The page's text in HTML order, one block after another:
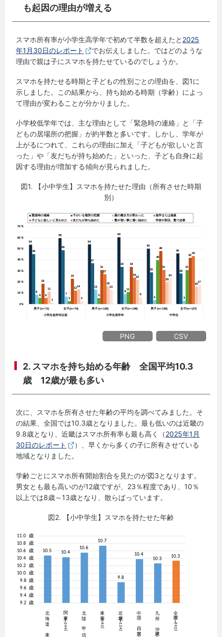
も起因の理由が増える
スマホ所有率が小学生高学年で初めて半数を超えたと 2025
年1月30日のレポート
でお伝えしました。ではどのような
理由で親は子にスマホを持たせているのでしょうか。
スマホを持たせる時期と子どもの性別ごとの理由を、図1に
示しました。この結果から、持ち始める時期（学齢）によっ
て理由が変わることが分かりました。
小学校低学年では、主な理由として「緊急時の連絡」と「子
どもの居場所の把握」が約半数と多いです。しかし、学年が
上がるにつれて、これらの理由に加え「子どもが欲しいと言
った」や「友だちが持ち始めた」といった、子ども自身に起
因する理由が増加する傾向が見られました。
図1. 【小中学生】スマホを持たせた理由（所有させた時期
別）
PNG CSV
2. スマホを持ち始める年齢 全国平均10.3
歳 12歳が最も多い
次に、スマホを所有させた年齢の平均を調べてみました。そ
の結果、全国では10.3歳となりました。最も低いのは近畿の
9.8歳となり、近畿はスマホ所有率も最も高く（2025年1月
30日のレポート
）、早くから多くの子に所有させている
地域となりました。
学齢ごとにスマホ所有開始割合を見たのが図3となります。
男女とも最も高いのが12歳ですが、23％程度であり、10％
以上では8歳～13歳となり、散らばっています。
図2. 【小中学生】スマホを持たせた年齢